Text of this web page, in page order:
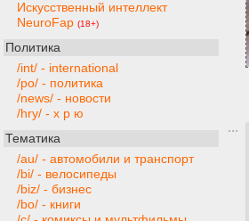
Искусственный интеллект
NeuroFap (18+)
Политика
/int/ - international
/po/ - политика
/news/ - новости
/hry/ - х р ю
Тематика
/au/ - автомобили и транспорт
/bi/ - велосипеды
/biz/ - бизнес
/bo/ - книги